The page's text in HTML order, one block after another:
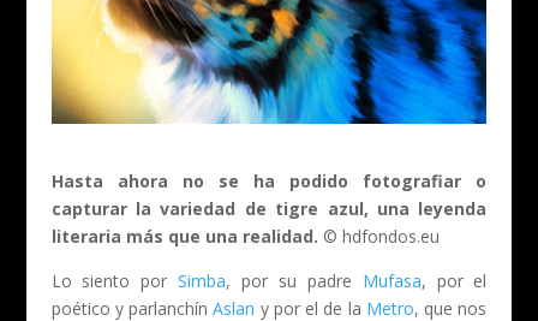
Hasta ahora no se ha podido fotografiar o
capturar la variedad de tigre azul, una leyenda
literaria más que una realidad. © hdfondos.eu
Lo siento porSimba, por su padre Mufasa, por el
poético y parlanchínAslan y por el de la Metro, que nos